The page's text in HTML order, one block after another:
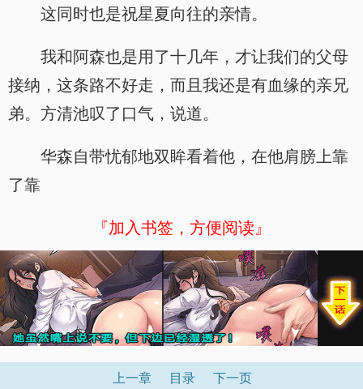
这同时也是祝星夏向往的亲情。
我和阿森也是用了十几年，才让我们的父母
接纳，这条路不好走，而且我还是有血缘的亲兄
弟。方清池叹了口气，说道。
华森自带忧郁地双眸看着他，在他肩膀上靠
了靠
『加入书签，方便阅读』
上一章 目录 下一页